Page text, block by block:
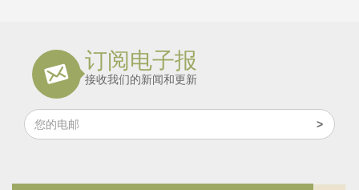
订阅电子报
接收我们的新闻和更新